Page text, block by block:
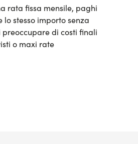
rata fissa mensile, paghi
lo stesso importo senza
preoccupare di costi finali
o maxi rate